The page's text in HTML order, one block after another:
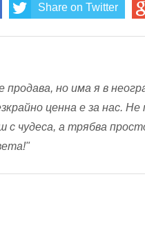
Share on Twitter
продава, но има я в
ценна е за нас.
с чудеса, а трябва